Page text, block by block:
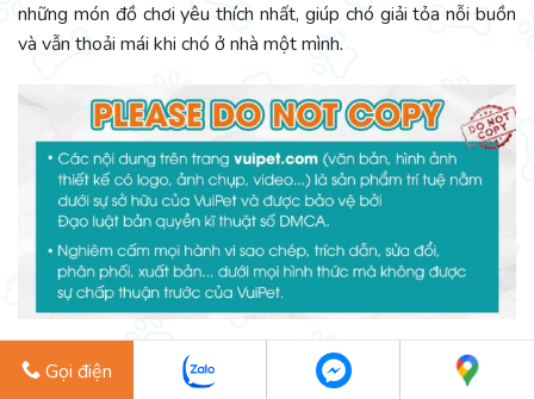
những món đồ chơi yêu thích nhất, giúp chó giải tỏa nỗi buồn
và vẫn thoải mái khi chó ở nhà một mình.
5/5 - (1 bình chọn)
Gọi điện